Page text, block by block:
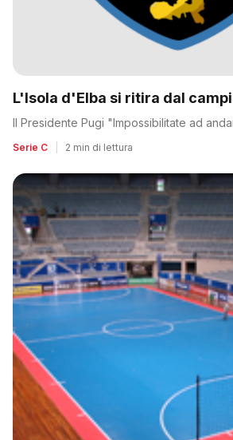
L'Isola d'Elba si ritira dal
Il Presidente Pugi "Impossibilitate ad
Serie C 2 min di lettura